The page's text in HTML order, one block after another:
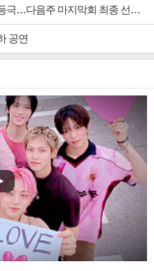
다음주 마지막회 최종 선택 예고
공연